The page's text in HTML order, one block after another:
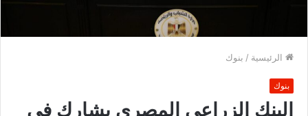
الرئيسية / بنوك
بنوك
البنك الزراعي المصري يشارك في